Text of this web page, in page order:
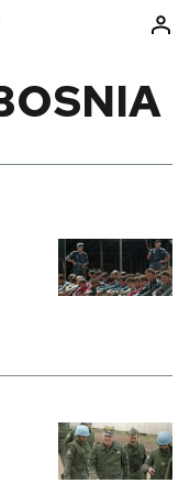
Idee
calcio 2026